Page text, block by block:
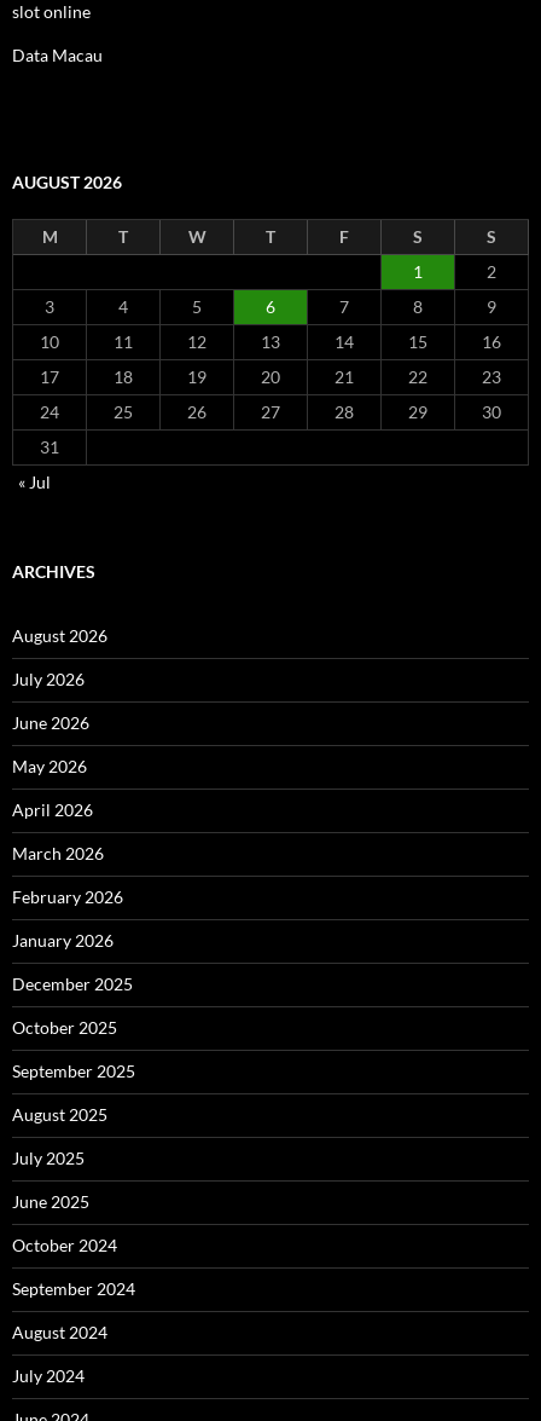
slot online
Data Macau
AUGUST 2026
M T W T F S
S
1
2
3
4 5 6 7 8
9
10
11 12 13 14 15
16
17
18 19 20 21 22
23
24
25 26 27 28 29
30
31
« Jul
ARCHIVES
August 2026
July 2026
June 2026
May 2026
April 2026
March 2026
February 2026
January 2026
December 2025
October 2025
September 2025
August 2025
July 2025
June 2025
October 2024
September 2024
August 2024
July 2024